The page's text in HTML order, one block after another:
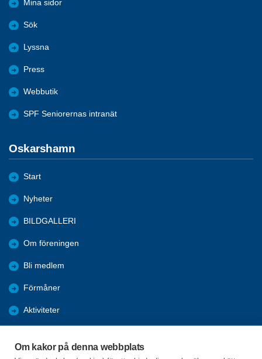
Om kakor på denna webbplats
Mina sidor
Sök
Lyssna
Press
Webbutik
SPF Seniorernas intranät
Oskarshamn
Start
Nyheter
BILDGALLERI
Om föreningen
Bli medlem
Förmåner
Aktiviteter
Digitala tips